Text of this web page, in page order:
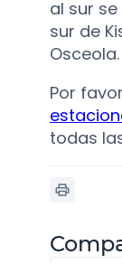
al sur
sur de
Osceola.
Por
todas